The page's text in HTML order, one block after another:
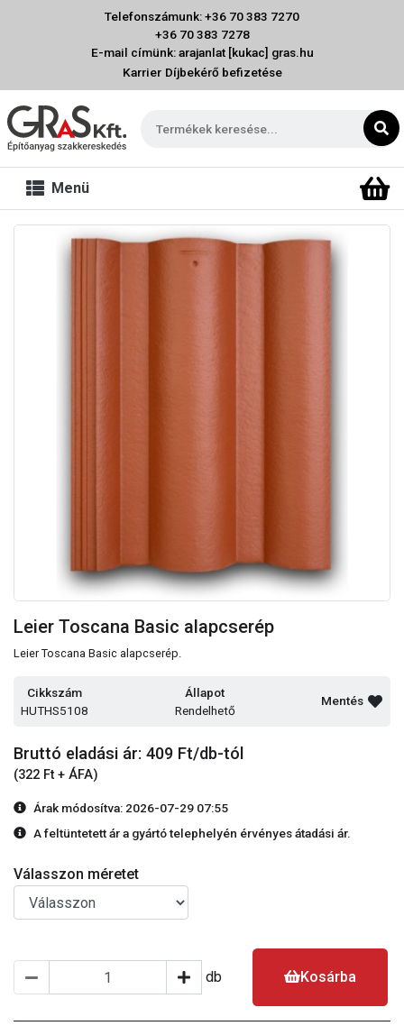
Telefonszámunk: +36 70 383 7270
+36 70 383 7278
E-mail címünk: arajanlat [kukac] gras.hu
Karrier Díjbekérő befizetése
Menü
Leier Toscana Basic alapcserép
Leier Toscana Basic alapcserép.
Cikkszám
HUTHS5108
Állapot
Rendelhető
Mentés
Bruttó eladási ár: 409 Ft/db-tól
(322 Ft + ÁFA)
Árak módosítva: 2026-07-29 07:55
A feltüntetett ár a gyártó telephelyén érvényes átadási ár.
Válasszon méretet
db Kosárba